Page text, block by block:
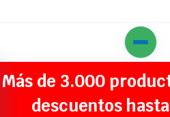
Más de 3.000
descuentos